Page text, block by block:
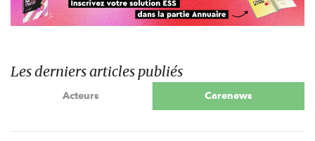
Les derniers articles publiés
Acteurs Carenews